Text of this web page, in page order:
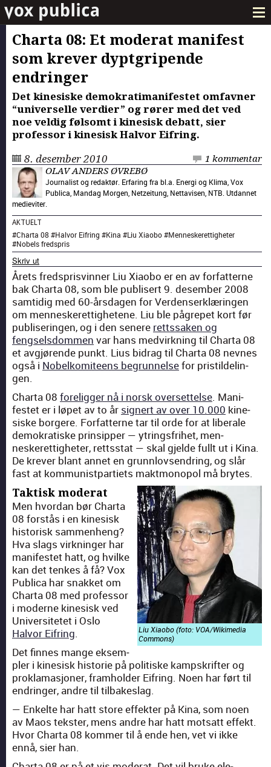
Charta 08: Et moderat manifest
som krever dyptgripende
endringer
Det kinesiske demokratimanifestet omfavner
“universelle verdier” og rører med det ved
noe veldig følsomt i kinesisk debatt, sier
professor i kinesisk Halvor Eifring.
8. desember 2010
1 kommentar
OLAV ANDERS ØVREBØ
Journalist og redaktør. Erfaring fra bl.a. Energi og Klima, Vox
Publica, Mandag Morgen, Netzeitung, Nettavisen, NTB. Utdannet
medieviter.
AKTUELT
#Charta 08#Halvor Eifring #Kina #Liu Xiaobo#Menneskerettigheter
#Nobels fredspris
Skriv ut
Årets fred­sprisvin­ner Liu Xiaobo er en av for­fat­terne
bak Char­ta 08, som ble pub­lis­ert 9. desem­ber 2008
sam­tidig med 60-års­da­gen for Ver­denserk­lærin­gen
om men­neskerettighetene. Liu ble pågrepet kort før
pub­lis­erin­gen, og i den senere rettssak­en og
fengsels­dom­men var hans med­virkn­ing til Char­ta 08
et avgjørende punkt. Lius bidrag til Char­ta 08 nevnes
også i Nobelkomi­teens begrun­nelsefor pris­tildelin­
gen.
Char­ta 08 fore­lig­ger nå i norsk over­set­telse. Man­i­
festet er i løpet av to år sign­ert av over 10.000 kine­
siske borg­ere. For­fat­terne tar til orde for at lib­erale
demokratiske prin­sip­per — ytrings­fri­het, men­
neskerettigheter, retts­stat — skal gjelde fullt ut i Kina.
De krev­er blant annet en grunnlovsendring, og slår
fast at kom­mu­nist­par­ti­ets mak­t­monopol må brytes.
Liu Xiaobo (foto: VOA/Wikimedia
Com­mons)
Taktisk moderat
Men hvor­dan bør Char­ta
08 forstås i en kine­sisk
his­torisk sam­men­heng?
Hva slags virkninger har
man­i­festet hatt, og hvilke
kan det tenkes å få? Vox
Pub­li­ca har snakket om
Char­ta 08 med pro­fes­sor
i mod­erne kine­sisk ved
Uni­ver­sitetet i Oslo
Halvor Eifring.
Det finnes mange eksem­
pler i kine­sisk his­to­rie på poli­tiske kamp­skrifter og
prokla­masjon­er, framhold­er Eifring. Noen har ført til
endringer, andre til tilbakeslag.
— Enkelte har hatt store effek­ter på Kina, som noen
av Maos tek­ster, mens andre har hatt mot­satt effekt.
Hvor Char­ta 08 kom­mer til å ende hen, vet vi ikke
ennå, sier han.